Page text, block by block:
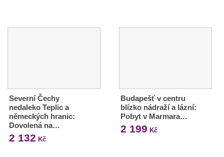
Severní Čechy
nedaleko Teplic a
německých hranic:
Dovolená na…
2 132 Kč
Budapešť v centru
blízko nádraží a lázní:
Pobyt v Marmara…
2 199 Kč